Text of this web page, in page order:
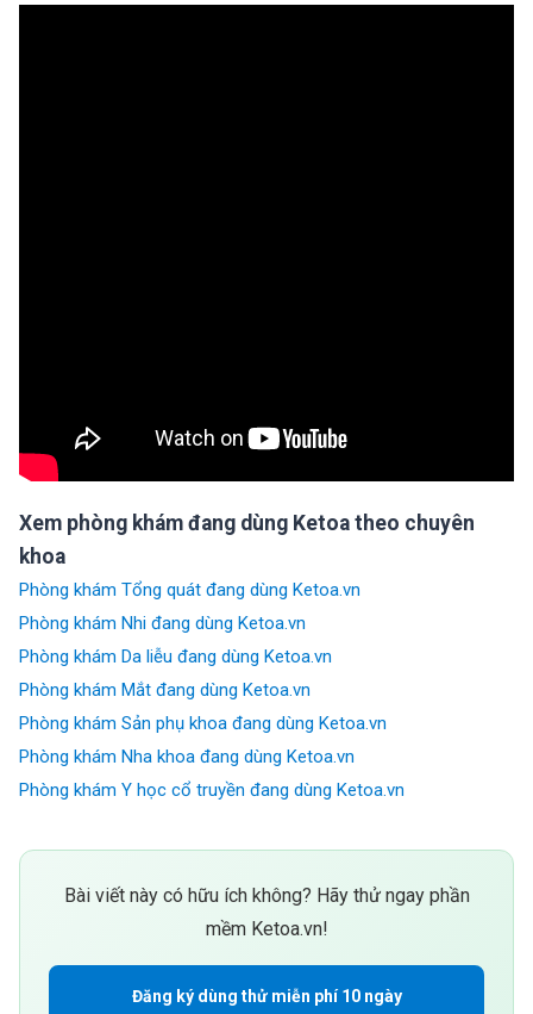
Xem phòng khám đang dùng Ketoa theo chuyên
khoa
Phòng khám Tổng quát đang dùng Ketoa.vn
Phòng khám Nhi đang dùng Ketoa.vn
Phòng khám Da liễu đang dùng Ketoa.vn
Phòng khám Mắt đang dùng Ketoa.vn
Phòng khám Sản phụ khoa đang dùng Ketoa.vn
Phòng khám Nha khoa đang dùng Ketoa.vn
Phòng khám Y học cổ truyền đang dùng Ketoa.vn
Bài viết này có hữu ích không? Hãy thử ngay phần
mềm Ketoa.vn!
Đăng ký dùng thử miễn phí 10 ngày